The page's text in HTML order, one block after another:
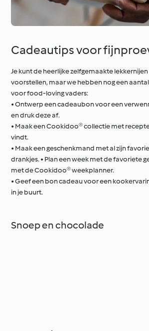
Cadeautips voor
Je kunt de heerlijke zelfgemaakte
voorstellen, maar we hebben nog een
voor food-loving vaders:
• Ontwerp een cadeaubon voor een
en druk deze af.
• Maak een Cookidoo® collectie met
vindt.
• Maak een geschenkmand met al zijn
drankjes. • Plan een week met de favoriete
met de Cookidoo® weekplanner.
• Geef een bon cadeau voor een
in je buurt.
Snoep en chocolade